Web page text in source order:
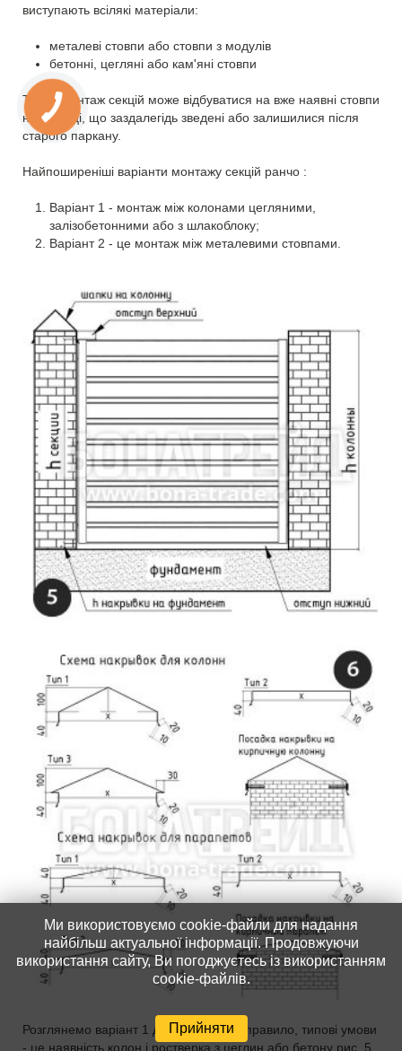
виступають всілякі матеріали:
металеві стовпи або стовпи з модулів
бетонні, цегляні або кам'яні стовпи
Також монтаж секцій може відбуватися на вже наявні стовпи
на ділянці, що заздалегідь зведені або залишилися після
старого паркану.
Найпоширеніші варіанти монтажу секцій ранчо :
Варіант 1 - монтаж між колонами цегляними,
залізобетонними або з шлакоблоку;
Варіант 2 - це монтаж між металевими стовпами.
Розглянемо варіант 1 детальніше. Як правило, типові умови
- це наявність колон і ростверка з цеглин або бетону рис. 5.
Ми використовуємо cookie-файли для надання
найбільш актуальної інформації. Продовжуючи
використання сайту, Ви погоджуєтесь із використанням
cookie-файлів.
Прийняти